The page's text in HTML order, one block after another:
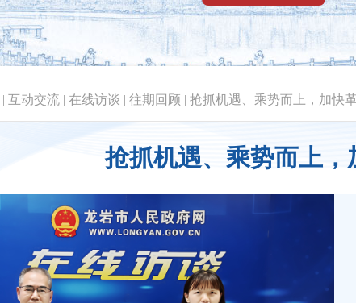
| 互动交流 | 在线访谈 | 往期回顾 | 抢抓机遇、乘势而上，加快
抢抓机遇、乘势而上